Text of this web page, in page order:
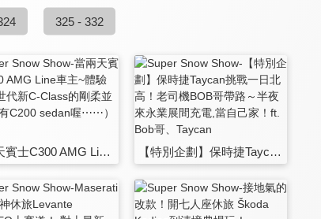
325 - 332
當兩天賓士C300 AMG Line車主~體驗W206世代新C-Class的剛柔並濟! (還有C200 sedan喔⋯⋯） 【特別企劃】保時捷Taycan挑戰一日北高！老司機BOB哥帶路～半夜來永業展間充電,當自己家！ft. Bob哥、Taycan